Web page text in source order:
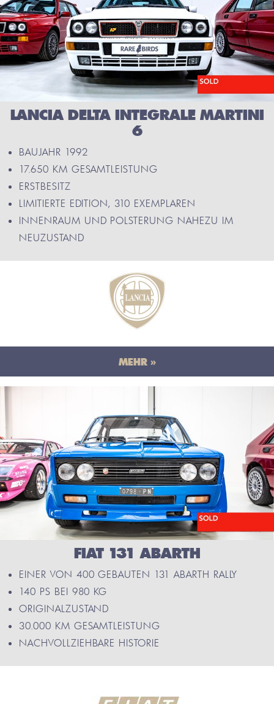
LANCIA DELTA INTEGRALE MARTINI
6
BAUJAHR 1992
17.650 KM GESAMTLEISTUNG
ERSTBESITZ
LIMITIERTE EDITION, 310 EXEMPLAREN
INNENRAUM UND POLSTERUNG NAHEZU IM
NEUZUSTAND
MEHR »
FIAT 131 ABARTH
EINER VON 400 GEBAUTEN 131 ABARTH RALLY
140 PS BEI 980 KG
ORIGINALZUSTAND
30.000 KM GESAMTLEISTUNG
NACHVOLLZIEHBARE HISTORIE